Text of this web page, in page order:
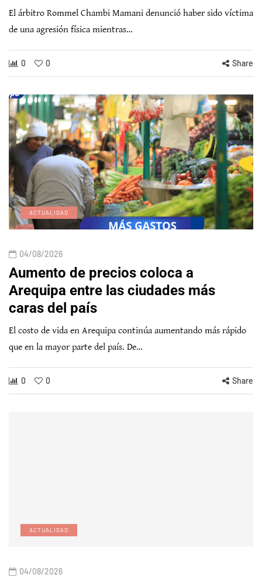
El árbitro Rommel Chambi Mamani denunció haber sido víctima
de una agresión física mientras…
0 0 Share
ACTUALIDAD
04/08/2026
Aumento de precios coloca a
Arequipa entre las ciudades más
caras del país
El costo de vida en Arequipa continúa aumentando más rápido
que en la mayor parte del país. De…
0 0 Share
ACTUALIDAD
04/08/2026